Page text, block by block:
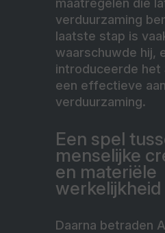
verduurzaming
laatste stap is
waarschuwde hij,
introduceerde het
een effectieve
verduurzaming.
Een spel
menselijke
en materiële
werkelijkheid
Daarna betraden